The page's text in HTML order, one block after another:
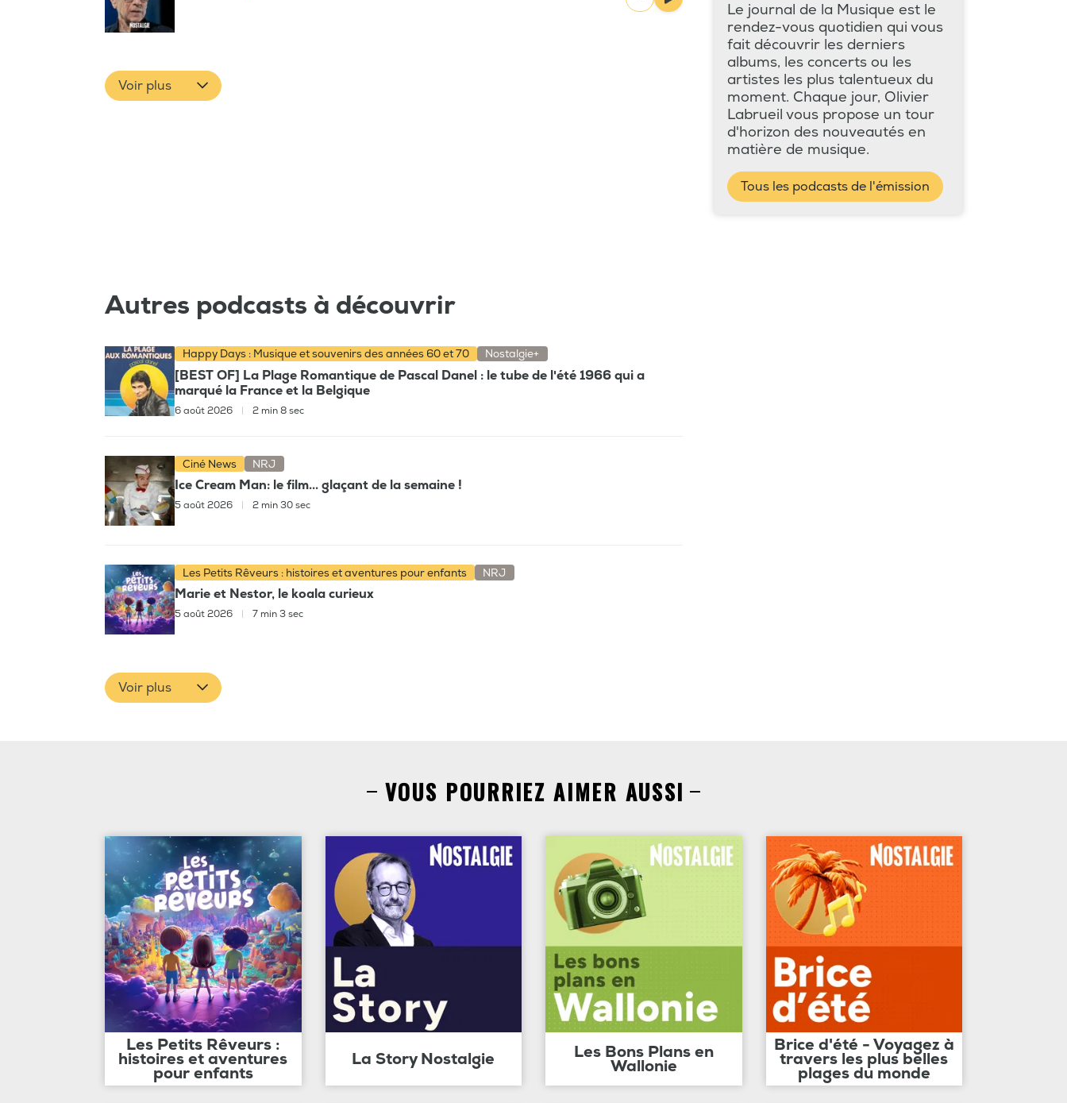
Voir plus
Le journal de la Musique est le
rendez-vous quotidien qui vous
fait découvrir les derniers
albums, les concerts ou les
artistes les plus talentueux du
moment. Chaque jour, Olivier
Labrueil vous propose un tour
d'horizon des nouveautés en
matière de musique.
Tous les podcasts de l'émission
Autres podcasts à découvrir
Happy Days : Musique et souvenirs des années 60 et 70 Nostalgie+
[BEST OF] La Plage Romantique de Pascal Danel : le tube de l'été 1966 qui a
marqué la France et la Belgique
6 août 2026 2 min 8 sec
Ciné News NRJ
Ice Cream Man: le film... glaçant de la semaine !
5 août 2026 | 2 min 30 sec
Les Petits Rêveurs : histoires et aventures pour enfants NRJ
Marie et Nestor, le koala curieux
5 août 2026 | 7 min 3 sec
Voir plus
VOUS POURRIEZ AIMER AUSSI
Les Petits Rêveurs :
histoires et aventures
pour enfants
La Story Nostalgie Les Bons Plans en
Wallonie
Brice d'été - Voyagez à
travers les plus belles
plages du monde